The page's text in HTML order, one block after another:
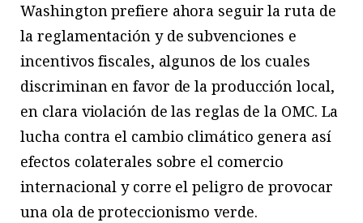
Washington prefiere ahora seguir la ruta de
la reglamentación y de subvenciones e
incentivos fiscales, algunos de los cuales
discriminan en favor de la producción local,
en clara violación de las reglas de la OMC. La
lucha contra el cambio climático genera así
efectos colaterales sobre el comercio
internacional y corre el peligro de provocar
una ola de proteccionismo verde.